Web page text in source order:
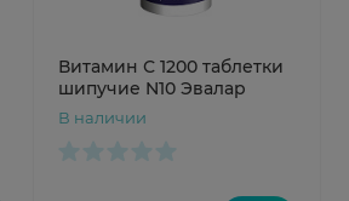
Витамин С 1200 таблетки
шипучие N10 Эвалар
В наличии